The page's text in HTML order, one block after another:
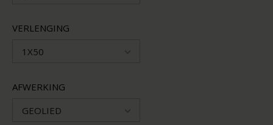
VERLENGING
1X50
AFWERKING
GEOLIED